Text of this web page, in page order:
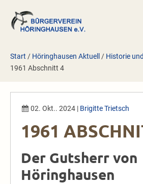
Inhalt
springen
Start / Höringhausen Aktuell / Historie
1961 Abschnitt 4
02. Okt.. 2024 | Brigitte Trietsch
1961
Der Gutsherr von
Höringhausen